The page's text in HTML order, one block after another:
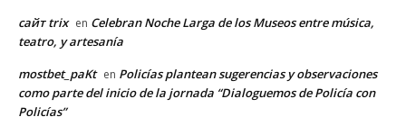
сайт trix en Celebran Noche Larga de los Museos entre música,
teatro, y artesanía
mostbet_paKt en Policías plantean sugerencias y observaciones
como parte del inicio de la jornada “Dialoguemos de Policía con
Policías”